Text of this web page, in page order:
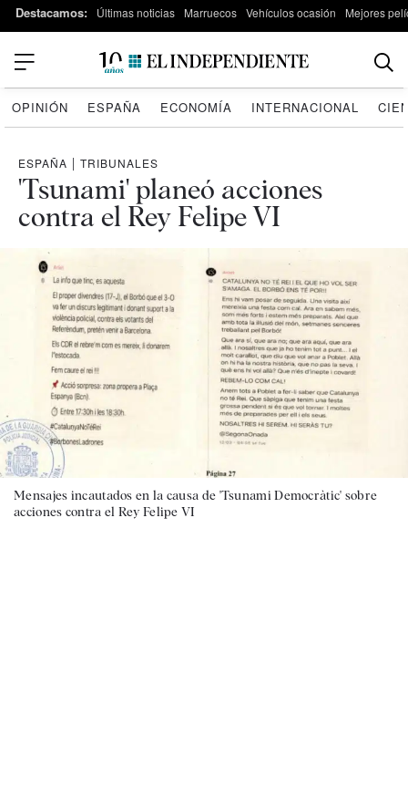
Destacamos: Últimas noticias Marruecos Vehículos ocasión Mejores
OPINIÓN ESPAÑA ECONOMÍA INTERNACIONAL
ESPAÑA | TRIBUNALES
'Tsunami' planeó acciones
contra el Rey Felipe VI
Mensajes incautados en la causa de 'Tsunami Democràtic' sobre
acciones contra el Rey Felipe VI